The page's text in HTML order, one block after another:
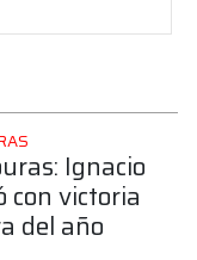
Ignacio
con victoria
del año